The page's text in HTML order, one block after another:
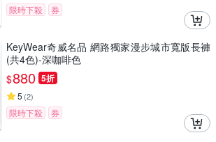
限時下殺 券
KeyWear奇威名品 網路獨家漫步城市寬版長褲
(共4色)-深咖啡色
$880 5折
5 (2)
限時下殺 券